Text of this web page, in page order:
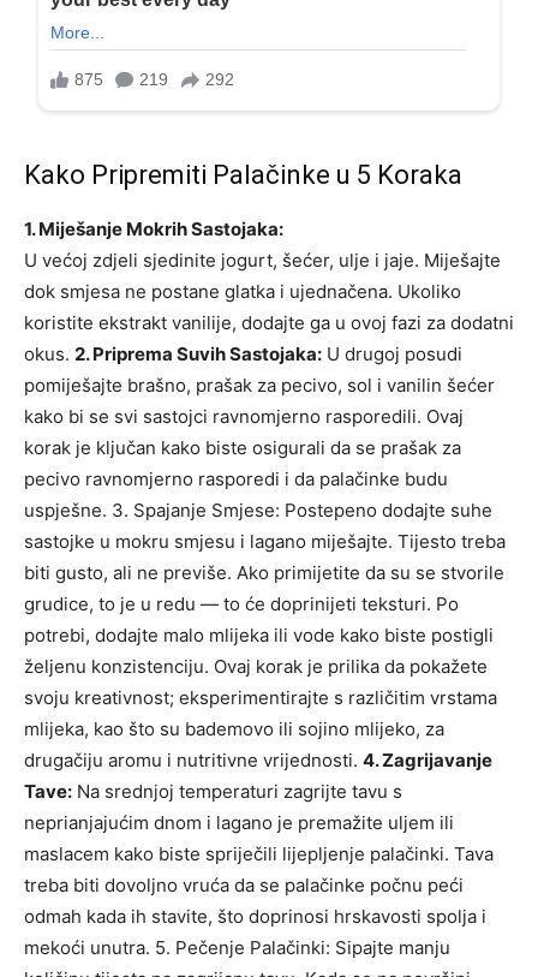
Kako Pripremiti Palačinke u 5 Koraka
1. Miješanje Mokrih Sastojaka:
U većoj zdjeli sjedinite jogurt, šećer, ulje i jaje. Miješajte
dok smjesa ne postane glatka i ujednačena. Ukoliko
koristite ekstrakt vanilije, dodajte ga u ovoj fazi za dodatni
okus. 2. Priprema Suvih Sastojaka: U drugoj posudi
pomiješajte brašno, prašak za pecivo, sol i vanilin šećer
kako bi se svi sastojci ravnomjerno rasporedili. Ovaj
korak je ključan kako biste osigurali da se prašak za
pecivo ravnomjerno rasporedi i da palačinke budu
uspješne. 3. Spajanje Smjese: Postepeno dodajte suhe
sastojke u mokru smjesu i lagano miješajte. Tijesto treba
biti gusto, ali ne previše. Ako primijetite da su se stvorile
grudice, to je u redu — to će doprinijeti teksturi. Po
potrebi, dodajte malo mlijeka ili vode kako biste postigli
željenu konzistenciju. Ovaj korak je prilika da pokažete
svoju kreativnost; eksperimentirajte s različitim vrstama
mlijeka, kao što su bademovo ili sojino mlijeko, za
drugačiju aromu i nutritivne vrijednosti. 4. Zagrijavanje
Tave: Na srednjoj temperaturi zagrijte tavu s
neprianjajućim dnom i lagano je premažite uljem ili
maslacem kako biste spriječili lijepljenje palačinki. Tava
treba biti dovoljno vruća da se palačinke počnu peći
odmah kada ih stavite, što doprinosi hrskavosti spolja i
mekoći unutra. 5. Pečenje Palačinki: Sipajte manju